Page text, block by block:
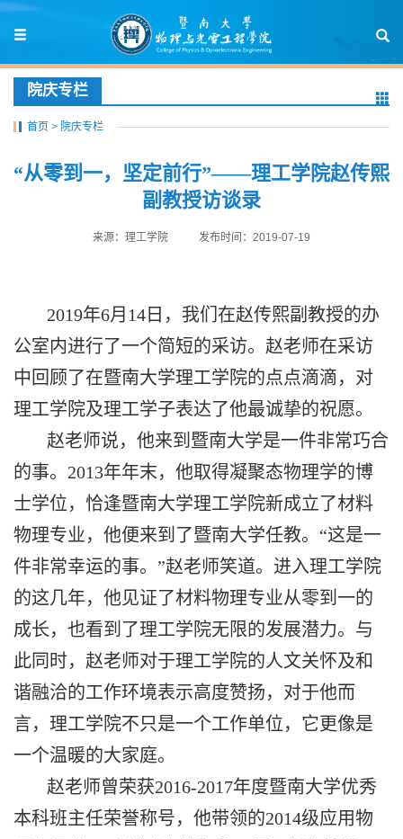
院庆专栏
首页 > 院庆专栏
“从零到一，坚定前行”——理工学院赵传熙
副教授访谈录
来源：理工学院 发布时间：2019-07-19
2019年6月 14日，我们在赵传熙副教授的办
公室内进行了一个简短的采访。赵老师在采访
中回顾了在暨南大学理工学院的点点滴滴，对
理工学院及理工学子表达了他最诚挚的祝愿。
赵老师说，他来到暨南大学是一件非常巧合
的事。 2013年年末，他取得凝聚态物理学的博
士学位，恰逢暨南大学理工学院新成立了材料
物理专业，他便来到了暨南大学任教。“这是一
件非常幸运的事。”赵老师笑道。进入理工学院
的这几年，他见证了材料物理专业从零到一的
成长，也看到了理工学院无限的发展潜力。与
此同时，赵老师对于理工学院的人文关怀及和
谐融洽的工作环境表示高度赞扬，对于他而
言，理工学院不只是一个工作单位，它更像是
一个温暖的大家庭。
赵老师曾荣获2016-2017年度暨南大学优秀
本科班主任荣誉称号，他带领的2014级应用物